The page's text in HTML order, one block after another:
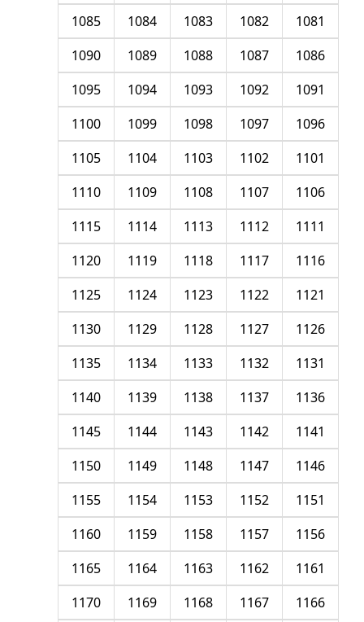
1081
1082
1083
1084
1085
1086
1087
1088
1089
1090
1091
1092
1093
1094
1095
1096
1097
1098
1099
1100
1101
1102
1103
1104
1105
1106
1107
1108
1109
1110
1111
1112
1113
1114
1115
1116
1117
1118
1119
1120
1121
1122
1123
1124
1125
1126
1127
1128
1129
1130
1131
1132
1133
1134
1135
1136
1137
1138
1139
1140
1141
1142
1143
1144
1145
1146
1147
1148
1149
1150
1151
1152
1153
1154
1155
1156
1157
1158
1159
1160
1161
1162
1163
1164
1165
1166
1167
1168
1169
1170